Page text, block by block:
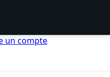
un compte